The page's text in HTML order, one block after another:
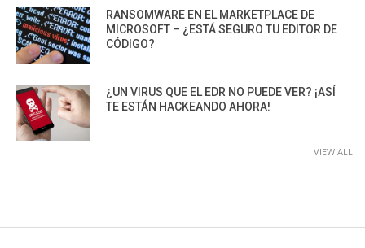
RANSOMWARE EN EL MARKETPLACE DE
MICROSOFT – ¿ESTÁ SEGURO TU EDITOR DE
CÓDIGO?
¿UN VIRUS QUE EL EDR NO PUEDE VER? ¡ASÍ
TE ESTÁN HACKEANDO AHORA!
VIEW ALL